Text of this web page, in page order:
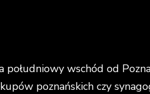
wschód od
poznańskich czy